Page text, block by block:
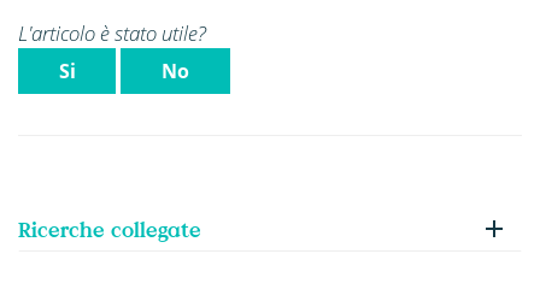
L'articolo è stato utile?
Si No
Ricerche collegate